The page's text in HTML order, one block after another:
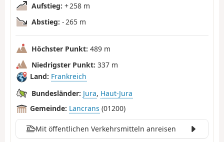
Aufstieg: + 258 m
Abstieg: - 265 m
Höchster Punkt: 489 m
Niedrigster Punkt: 337 m
Land: Frankreich
Bundesländer: Jura, Haut-Jura
Gemeinde: Lancrans (01200)
Mit öffentlichen Verkehrsmitteln anreisen